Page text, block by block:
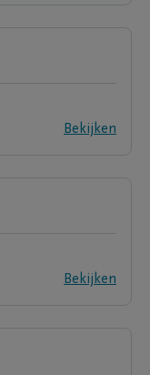
Bekijken
Bekijken